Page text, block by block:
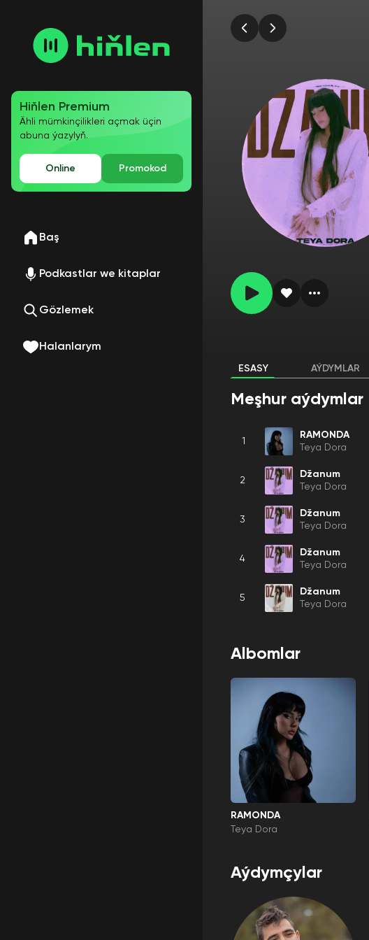
Hiňlen Premium
Ähli mümkinçilikleri açmak üçin
abuna ýazylyň.
Online Promokod
Baş
Podkastlar we kitaplar
Gözlemek
Halanlarym
ESASY AÝDYMLAR
Meşhur aýdymlar
1
RAMONDA
Teya Dora
2
Džanum
Teya Dora
3
Džanum
Teya Dora
4
Džanum
Teya Dora
5
Džanum
Teya Dora
Albomlar
RAMONDA
Teya Dora
Aýdymçylar